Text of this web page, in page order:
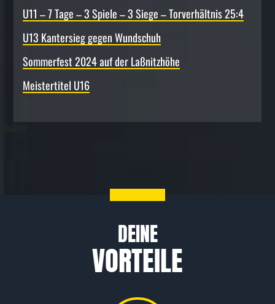
U11 – 7 Tage – 3 Spiele – 3 Siege – Torverhältnis 25:4
U13 Kantersieg gegen Wundschuh
Sommerfest 2024 auf der Laßnitzhöhe
Meistertitel U16
DEINE
VORTEILE